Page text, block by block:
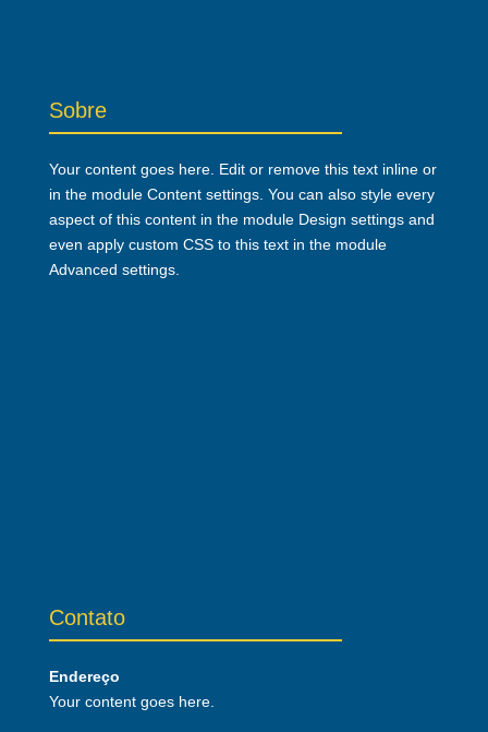
Sobre
Your content goes here. Edit or remove this text inline or
in the module Content settings. You can also style every
aspect of this content in the module Design settings and
even apply custom CSS to this text in the module
Advanced settings.
Contato
Endereço
Your content goes here.